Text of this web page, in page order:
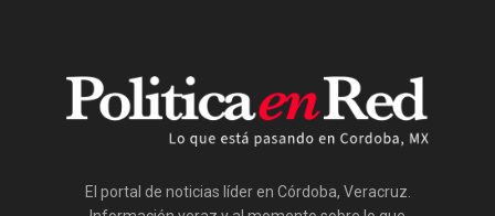
El portal de noticias líder en Córdoba, Veracruz.